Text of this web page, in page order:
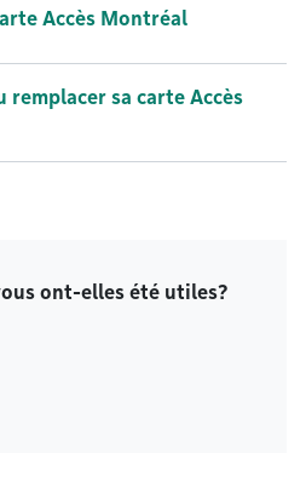
Accès Montréal
remplacer sa carte Accès
ont-elles été utiles?